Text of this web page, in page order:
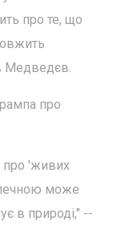
про те, що
Медведєв.
про
про 'живих
може
в природі," --